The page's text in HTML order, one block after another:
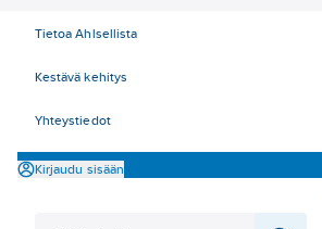
Tietoa Ahlsellista
Kestävä kehitys
Yhteystiedot
Kirjaudu sisään